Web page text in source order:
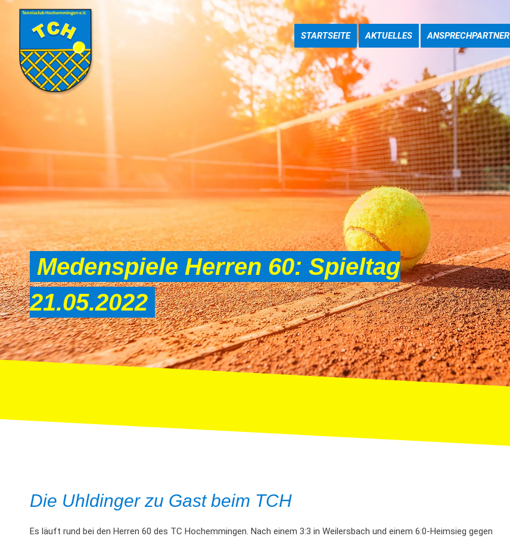
STARTSEITE AKTUELLES ANSPRECHPARTNER
Medenspiele Herren 60: Spieltag
21.05.2022
Die Uhldinger zu Gast beim TCH
Es läuft rund bei den Herren 60 des TC Hochemmingen. Nach einem 3:3 in Weilersbach und einem 6:0-Heimsieg gegen